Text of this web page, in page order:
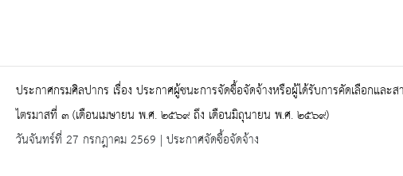
ประกาศกรมศิลปากร เรื่อง ประกาศผู้ชนะการจัดซื้อจัดจ้างหรือผู้ได้รับการคัดเลือกแล
ไตรมาสที่ ๓ (เดือนเมษายน พ.ศ. ๒๕๖๙ ถึง เดือนมิถุนายน พ.ศ. ๒๕๖๙)
วันจันทร์ที่ 27 กรกฎาคม 2569 | ประกาศจัดซื้อจัดจ้าง